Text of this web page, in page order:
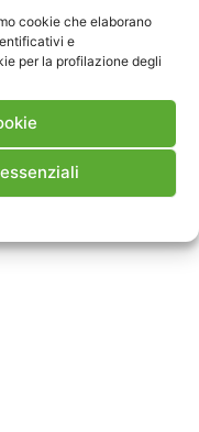
cookie che elaborano
e
per la profilazione degli